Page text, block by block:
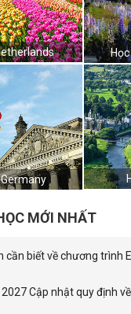
MỚI NHẤT
cần biết về chương trình
Cập nhật quy định